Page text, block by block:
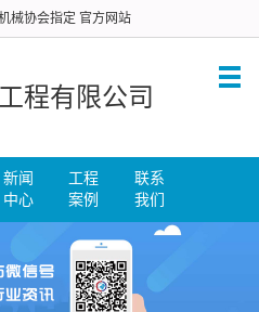
械协会指定 官方网站
程有限公司
新闻
中心
工程
案例
联系
我们